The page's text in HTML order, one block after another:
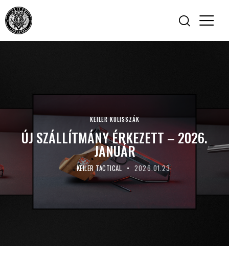
KEILER KULISSZÁK
ÚJ SZÁLLÍTMÁNY ÉRKEZETT – 2026.
JANUÁR
KEILER TACTICAL 2026.01.23